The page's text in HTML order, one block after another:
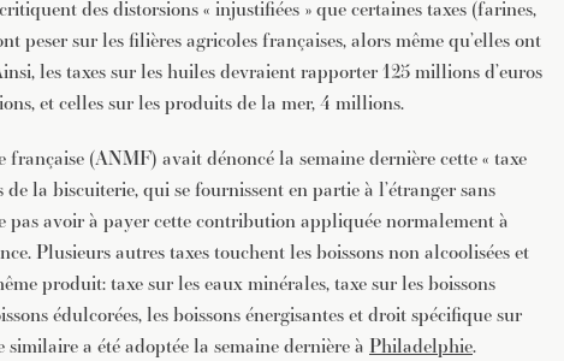
des distorsions « injustifiées » que certaines taxes (farines,
peser sur les filières agricoles françaises, alors même qu’elles ont
les taxes sur les huiles devraient rapporter 125 millions d’euros
et celles sur les produits de la mer, 4 millions.
française (ANMF) avait dénoncé la semaine dernière cette « taxe
la biscuiterie, qui se fournissent en partie à l’étranger sans
avoir à payer cette contribution appliquée normalement à
Plusieurs autres taxes touchent les boissons non alcoolisées et
produit: taxe sur les eaux minérales, taxe sur les boissons
édulcorées, les boissons énergisantes et droit spécifique sur
a été adoptée la semaine dernière à Philadelphie.